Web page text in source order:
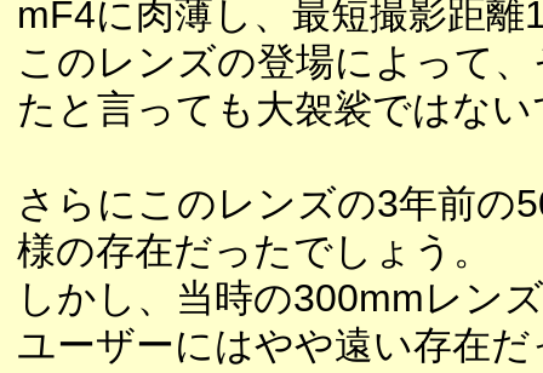
mF4に肉薄し、最短撮影距
このレンズの登場によって
たと言っても大袈裟ではな
さらにこのレンズの3年前の
様の存在だったでしょう。
しかし、当時の300mmレン
ユーザーにはやや遠い存在